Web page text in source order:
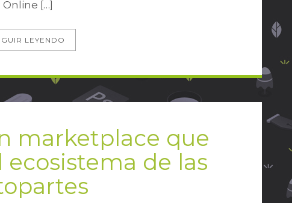
Online […]
LEYENDO
marketplace que
ecosistema de las